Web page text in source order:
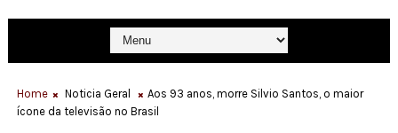
Home Noticia Geral
Aos 93 anos, morre Silvio Santos, o maior
ícone da televisão no Brasil